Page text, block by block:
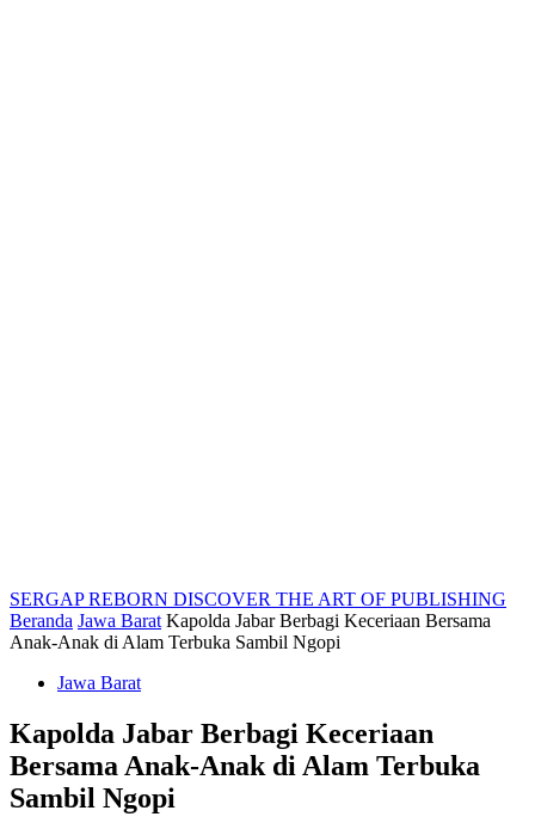
SERGAP REBORN DISCOVER THE ART OF PUBLISHING
Beranda Jawa Barat Kapolda Jabar Berbagi Keceriaan Bersama
Anak-Anak di Alam Terbuka Sambil Ngopi
Jawa Barat
Kapolda Jabar Berbagi Keceriaan
Bersama Anak-Anak di Alam Terbuka
Sambil Ngopi